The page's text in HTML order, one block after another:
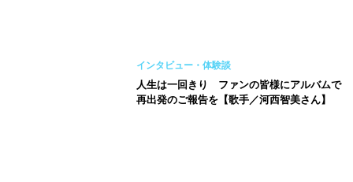
インタビュー・体験談
人生は一回きり ファンの皆様にアルバムで
再出発のご報告を【歌手／河西智美さん】